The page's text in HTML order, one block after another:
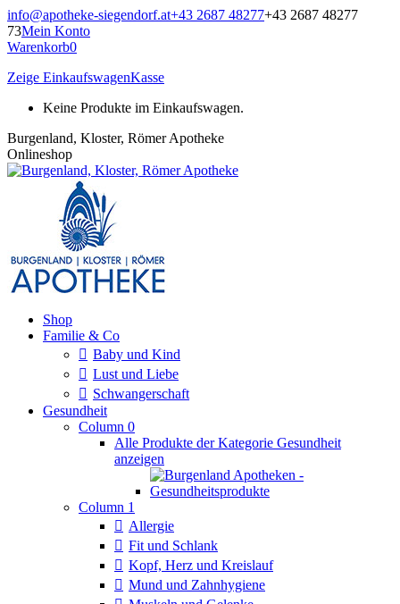
Zum
Inhalt
springen
info@apotheke-siegendorf.at+43 2687 48277+43 2687 48277
73Mein Konto
Warenkorb0
Zeige EinkaufswagenKasse
Keine Produkte im Einkaufswagen.
Burgenland, Kloster, Römer Apotheke
Onlineshop
Shop
Familie & Co
Baby und Kind
Lust und Liebe
Schwangerschaft
Gesundheit
Column 0
Alle Produkte der Kategorie Gesundheit
anzeigen
Column 1
Allergie
Fit und Schlank
Kopf, Herz und Kreislauf
Mund und Zahnhygiene